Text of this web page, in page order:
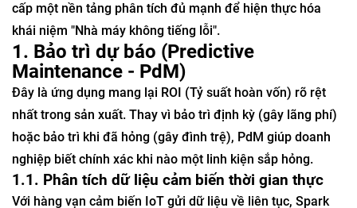
cấp một nền tảng phân tích đủ mạnh để hiện thực hóa
khái niệm "Nhà máy không tiếng lỗi".
1. Bảo trì dự báo (Predictive
Maintenance - PdM)
Đây là ứng dụng mang lại ROI (Tỷ suất hoàn vốn) rõ rệt
nhất trong sản xuất. Thay vì bảo trì định kỳ (gây lãng phí)
hoặc bảo trì khi đã hỏng (gây đình trệ), PdM giúp doanh
nghiệp biết chính xác khi nào một linh kiện sắp hỏng.
1.1. Phân tích dữ liệu cảm biến thời gian thực
Với hàng vạn cảm biến IoT gửi dữ liệu về liên tục, Spark